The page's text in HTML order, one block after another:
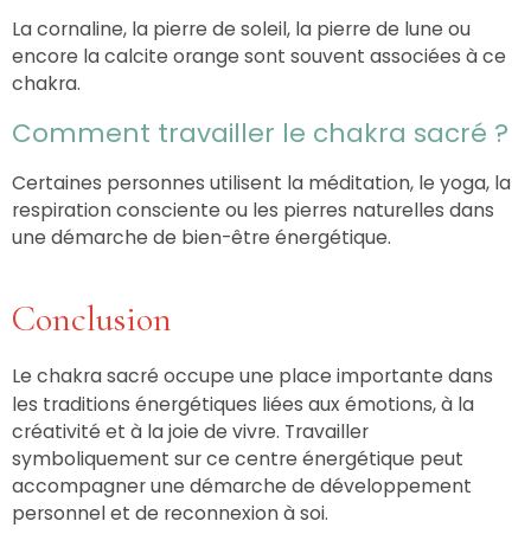
La cornaline, la pierre de soleil, la pierre de lune ou
encore la calcite orange sont souvent associées à ce
chakra.
Comment travailler le chakra sacré ?
Certaines personnes utilisent la méditation, le yoga, la
respiration consciente ou les pierres naturelles dans
une démarche de bien-être énergétique.
Conclusion
Le chakra sacré occupe une place importante dans
les traditions énergétiques liées aux émotions, à la
créativité et à la joie de vivre. Travailler
symboliquement sur ce centre énergétique peut
accompagner une démarche de développement
personnel et de reconnexion à soi.